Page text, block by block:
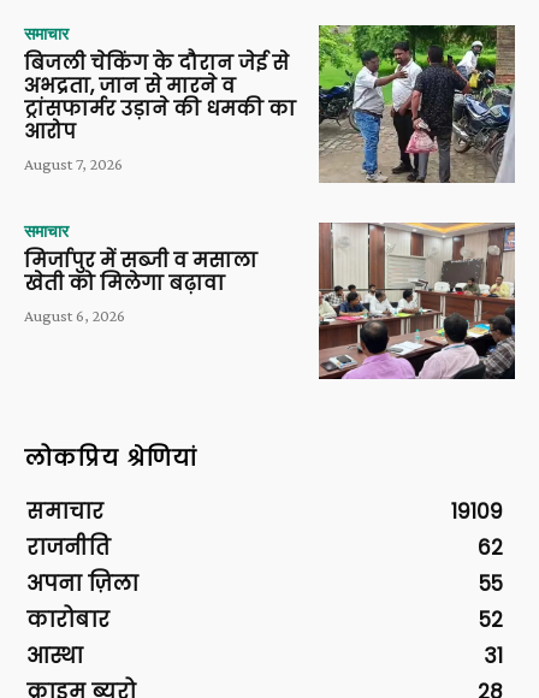
समाचार
बिजली चेकिंग के दौरान जेई से
अभद्रता, जान से मारने व
ट्रांसफार्मर उड़ाने की धमकी का
आरोप
August 7, 2026
समाचार
मिर्जापुर में सब्जी व मसाला
खेती को मिलेगा बढ़ावा
August 6, 2026
लोकप्रिय श्रेणियां
समाचार
19109
राजनीति
62
अपना ज़िला
55
कारोबार
52
आस्था
31